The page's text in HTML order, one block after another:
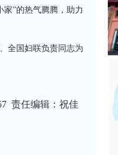
”的热气腾腾，助力
全国妇联负责同志为
责任编辑：祝佳